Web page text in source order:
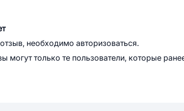
необходимо авторизоваться.
могут только те пользователи, которые